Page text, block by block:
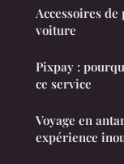
Accessoires
voiture
Pixpay :
ce service
Voyage en
expérience